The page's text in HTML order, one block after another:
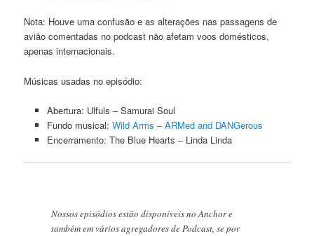
Nota: Houve uma confusão e as alterações nas passagens de
avião comentadas no podcast não afetam voos domésticos,
apenas internacionais.
Músicas usadas no episódio:
Abertura: Ulfuls – Samurai Soul
Fundo musical: Wild Arms – ARMed and DANGerous
Encerramento: The Blue Hearts – Linda Linda
Nossos episódios estão disponíveis no Anchor e
também em vários agregadores de Podcast, se por